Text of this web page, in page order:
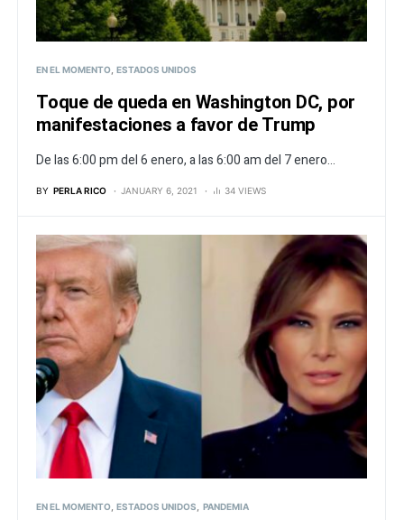
EN EL MOMENTO ESTADOS UNIDOS
Toque de queda en Washington DC, por
manifestaciones a favor de Trump
De las 6:00 pm del 6 enero, a las 6:00 am del 7 enero...
BY PERLA RICO JANUARY 6, 2021 34 VIEWS
EN EL MOMENTO ESTADOS UNIDOS PANDEMIA